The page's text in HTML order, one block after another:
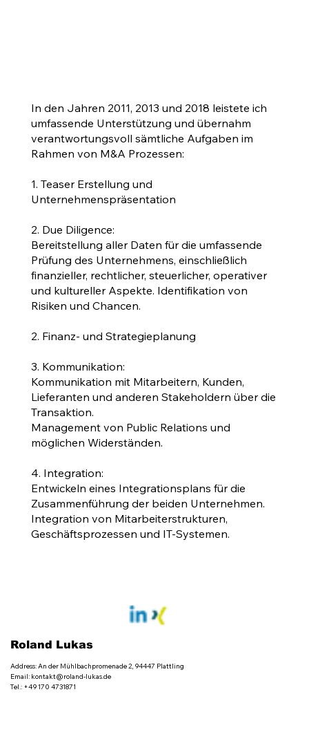
In den Jahren 2011, 2013 und 2018 leistete ich
umfassende Unterstützung und übernahm
verantwortungsvoll sämtliche Aufgaben im
Rahmen von M&A Prozessen:
1. Teaser Erstellung und
Unternehmenspräsentation
2. Due Diligence:
Bereitstellung aller Daten für die umfassende
Prüfung des Unternehmens, einschließlich
finanzieller, rechtlicher, steuerlicher, operativer
und kultureller Aspekte. Identifikation von
Risiken und Chancen.
2. Finanz- und Strategieplanung
3. Kommunikation:
Kommunikation mit Mitarbeitern, Kunden,
Lieferanten und anderen Stakeholdern über die
Transaktion.
Management von Public Relations und
möglichen Widerständen.
4. Integration:
Entwickeln eines Integrationsplans für die
Zusammenführung der beiden Unternehmen.
Integration von Mitarbeiterstrukturen,
Geschäftsprozessen und IT-Systemen.
Roland Lukas
Address: An der Mühlbachpromenade 2, 94447 Plattling
Email: kontakt@roland-lukas.de
Tel.: +49 170 4731871